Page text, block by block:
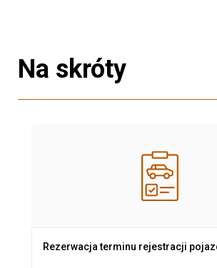
Na skróty
Rezerwacja terminu rejestracji